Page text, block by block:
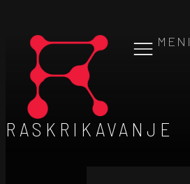
MENI
RASKRIKAVANJE